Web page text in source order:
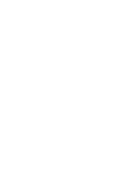
Factus est igitur sermo
" Surge et descende in
Israel, qui est in
Naboth, ad quam
Et loqueris ad eum
Occidisti, insuper et
addes: Haec dicit
linxerunt canes
Et ait Achab ad Eliam: "